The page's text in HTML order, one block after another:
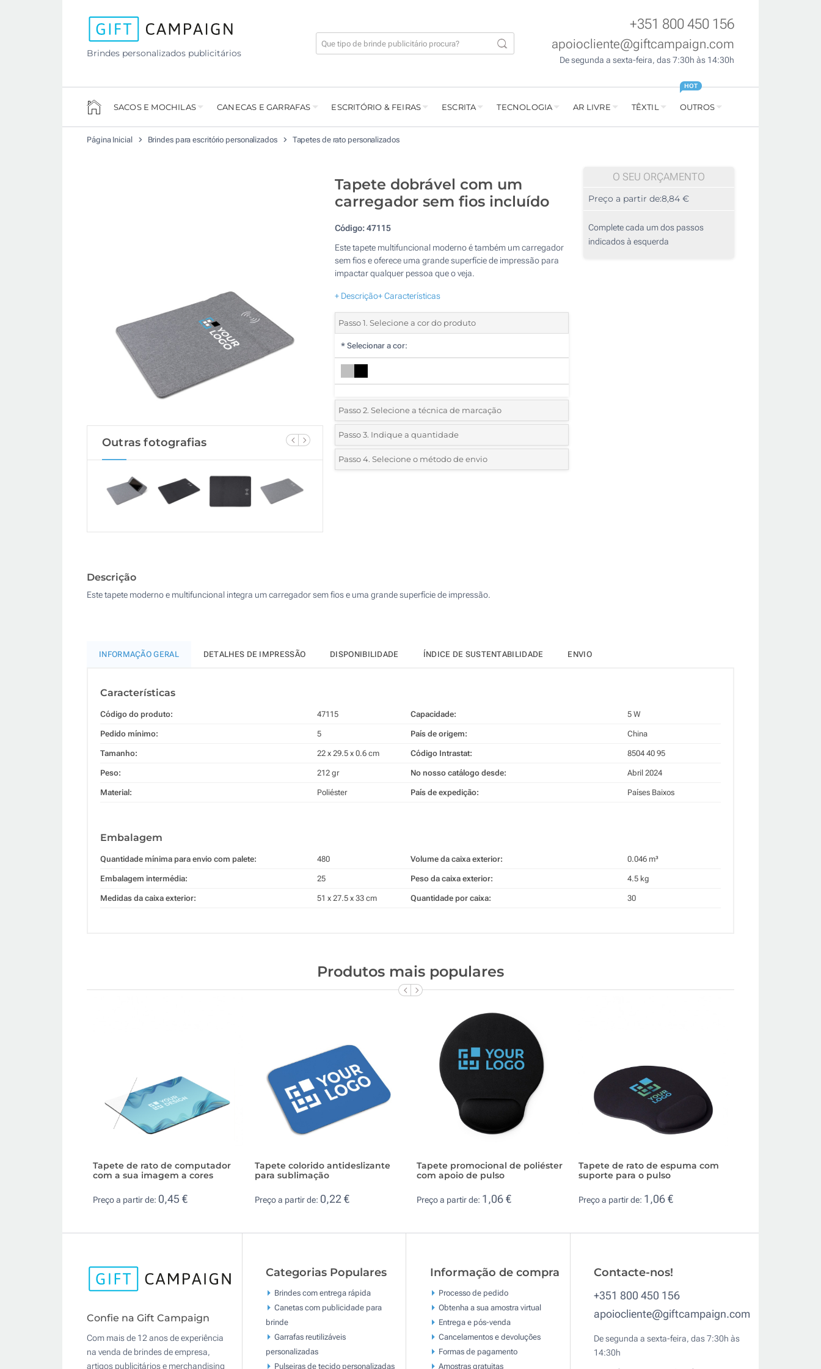
Brindes personalizados publicitários
+351 800 450 156
apoiocliente@giftcampaign.com
De segunda a sexta-feira, das 7:30h às 14:30h
SACOS E MOCHILAS CANECAS E GARRAFAS ESCRITÓRIO & FEIRAS ESCRITA TECNOLOGIA AR LIVRE TÊXTIL OUTROS
HOT
Página Inicial Brindes para escritório personalizados Tapetes de rato personalizados
Outras fotografias
Tapete dobrável com um
carregador sem fios incluído
Código:47115
Este tapete multifuncional moderno é também um carregador
sem fios e oferece uma grande superfície de impressão para
impactar qualquer pessoa que o veja.
+ Descrição+ Características
Passo 1. Selecione a cor do produto
* Selecionar a cor:
Passo 2. Selecione a técnica de marcação
*Selecione o tipo de marcação e as cores do logotipo:
1 Cor (Parte superior)
Sem impressão
Passo 3. Indique a quantidade
*Quantidade mínima:5
Passo 4. Selecione o método de envio
O SEU ORÇAMENTO
Preço a partir de:8,84 €
Complete cada um dos passos
indicados à esquerda
Descrição
Este tapete moderno e multifuncional integra um carregador sem fios e uma grande superfície de impressão.
INFORMAÇÃO GERAL DETALHES DE IMPRESSÃO DISPONIBILIDADE ÍNDICE DE SUSTENTABILIDADE ENVIO
Características
Código do produto: 47115
Pedido mínimo: 5
Tamanho: 22 x 29.5 x 0.6 cm
Peso: 212 gr
Material: Poliéster
Capacidade: 5 W
País de origem: China
Código Intrastat: 8504 40 95
No nosso catálogo desde: Abril 2024
País de expedição: Países Baixos
Embalagem
Quantidade mínima para envio com palete: 480
Embalagem intermédia: 25
Medidas da caixa exterior: 51 x 27.5 x 33 cm
Volume da caixa exterior: 0.046 m³
Peso da caixa exterior: 4.5 kg
Quantidade por caixa: 30
Produtos mais populares
Tapete de rato de computador
com a sua imagem a cores
Preço a partir de: 0,45 €
Tapete colorido antideslizante
para sublimação
Preço a partir de: 0,22 €
Tapete promocional de poliéster
com apoio de pulso
Preço a partir de: 1,06 €
Tapete de rato de espuma com
suporte para o pulso
Preço a partir de: 1,06 €
Confie na Gift Campaign
Com mais de 12 anos de experiência
na venda de brindes de empresa,
artigos publicitários e merchandising
Categorias Populares
Brindes com entrega rápida
Canetas com publicidade para
brinde
Garrafas reutilizáveis
personalizadas
Pulseiras de tecido personalizadas
Informação de compra
Processo de pedido
Obtenha a sua amostra virtual
Entrega e pós-venda
Cancelamentos e devoluções
Formas de pagamento
Amostras gratuitas
Contacte-nos!
+351 800 450 156
apoiocliente@giftcampaign.com
De segunda a sexta-feira, das 7:30h às
14:30h